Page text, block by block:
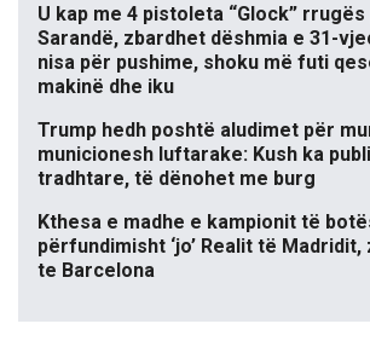
U kap me 4 pistoleta “Glock”
Sarandë, zbardhet dëshmia e 31-
nisa për pushime, shoku më futi
makinë dhe iku
Trump hedh poshtë aludimet për
municionesh luftarake: Kush ka
tradhtare, të dënohet me burg
Kthesa e madhe e kampionit të
përfundimisht ‘jo’ Realit të
te Barcelona